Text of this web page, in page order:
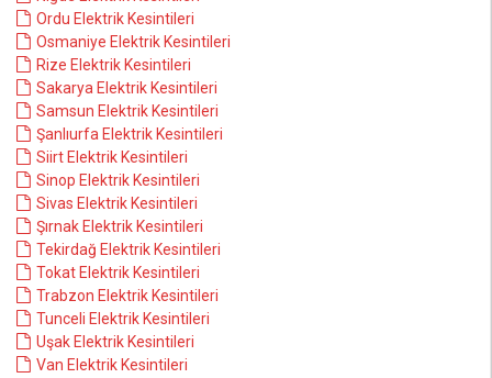
Ordu Elektrik Kesintileri
Osmaniye Elektrik Kesintileri
Rize Elektrik Kesintileri
Sakarya Elektrik Kesintileri
Samsun Elektrik Kesintileri
Şanlıurfa Elektrik Kesintileri
Siirt Elektrik Kesintileri
Sinop Elektrik Kesintileri
Sivas Elektrik Kesintileri
Şırnak Elektrik Kesintileri
Tekirdağ Elektrik Kesintileri
Tokat Elektrik Kesintileri
Trabzon Elektrik Kesintileri
Tunceli Elektrik Kesintileri
Uşak Elektrik Kesintileri
Van Elektrik Kesintileri